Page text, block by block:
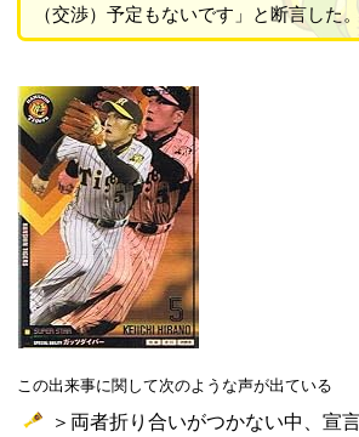
（交渉）予定もないです」と断言した
この出来事に関して次のような声が出ている
＞両者折り合いがつかない中、宣